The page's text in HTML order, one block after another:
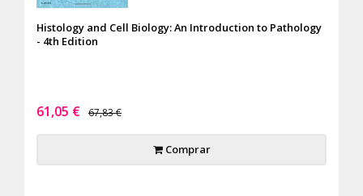
Histology and Cell Biology: An Introduction to Pathology
- 4th Edition
61,05 € 67,83 €
Comprar